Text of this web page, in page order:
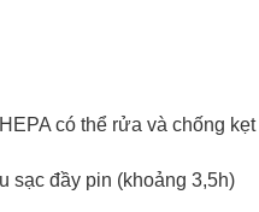
có thể rửa và chống
sạc đầy pin (khoảng 3,5h)